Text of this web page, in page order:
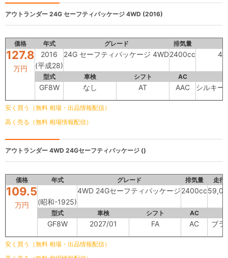
アウトランダー 24G セーフティパッケージ 4WD (2016)
価格 年式 グレード 排気量
127.8
万円
2016
(平成28)
24G セーフティパッケージ 4WD2400cc
型式 車検 シフト AC
GF8W なし AT AAC シルキー
安く買う（無料 相場・出品情報配信）
高く売る（無料 相場情報配信）
アウトランダー 4WD 24Gセーフティパッケージ ()
価格 年式 グレード 排気量 走行
109.5
万円 (昭和-1925)
4WD 24Gセーフティパッケージ2400cc
型式 車検 シフト AC
GF8W 2027/01 FA AC ブラ
安く買う（無料 相場・出品情報配信）